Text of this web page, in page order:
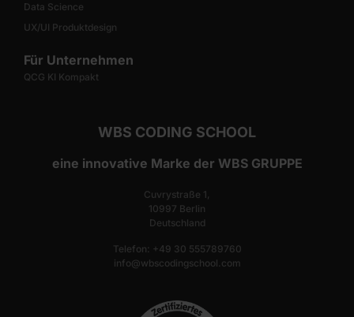
Data Science
UX/UI Produktdesign
Für Unternehmen
QCG KI Kompakt
WBS CODING SCHOOL
eine innovative Marke der WBS GRUPPE
Cuvrystraße 1,
10997 Berlin
Deutschland
Telefon: +49 30 555789760
info@wbscodingschool.com